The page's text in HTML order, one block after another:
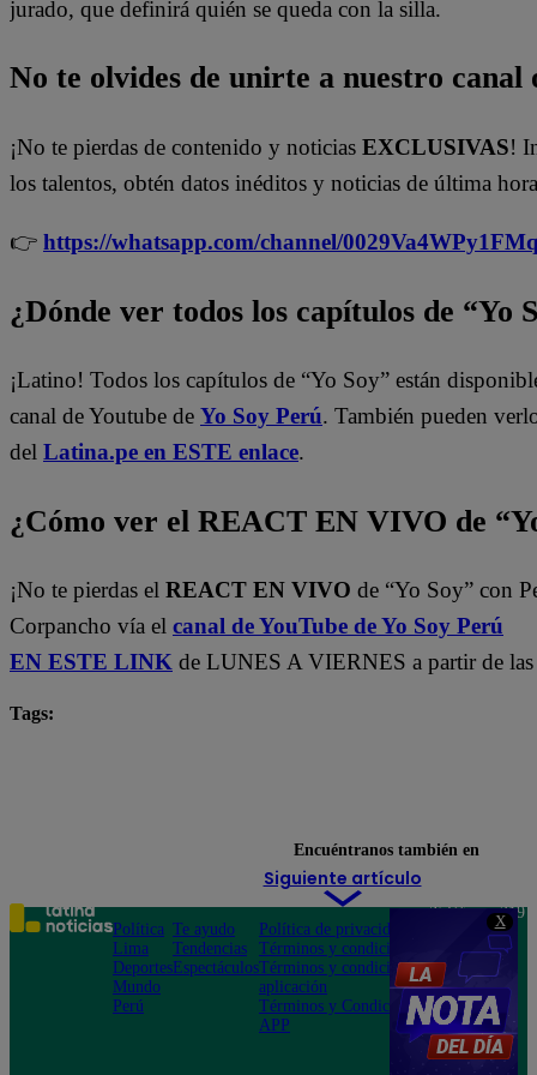
X
jurado, que definirá quién se queda con la silla.
No te olvides de unirte a nuestro canal
¡No te pierdas de contenido y noticias EXCLUSIVAS!
los talentos, obtén datos inéditos y noticias de última
👉 https://whatsapp.com/channel/
¿Dónde ver todos los capítulos de “Yo
¡Latino! Todos los capítulos de “Yo Soy” están
canal de Youtube de Yo Soy Perú. También pueden
del Latina.pe en ESTE enlace.
¿Cómo ver el REACT EN VIVO de
¡No te pierdas el REACT EN VIVO de “Yo Soy” con
Corpancho vía el canal de YouTube de Yo Soy Perú
EN ESTE LINK de LUNES A VIERNES a partir de
Tags:
Siguiente artículo
Encuéntranos también en
Política
Lima
Deportes
Mundo
Perú
Te ayudo
Tendencias
Espectáculos
Política de privacidad
Términos y condiciones
Términos y condiciones
aplicación
Términos y Condiciones
APP
Teléfono: 219
Av. San
Felipe 968
Jesús María